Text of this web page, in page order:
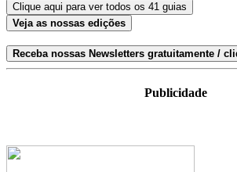
Clique aqui para ver todos os 41 guias
Veja as nossas edições
Receba nossas Newsletters gratuitamente /
Publicidade